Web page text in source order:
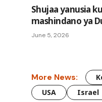
Shujaa yanusia
mashindano ya
June 5, 2026
More News:
USA
Israel